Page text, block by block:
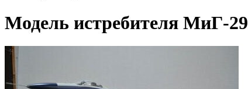
Модель истребителя МиГ-29